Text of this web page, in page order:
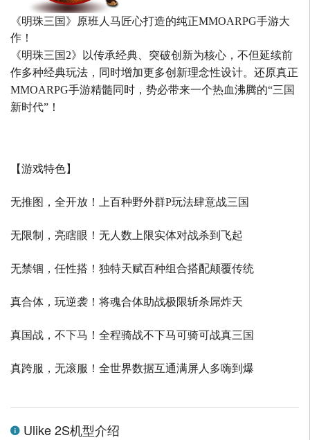
《明珠三国》原班人马匠心打造的纯正MMOARPG手游大
作！
《明珠三国2》以传承经典、突破创新为核心，不但延续前
作多种经典玩法，同时增加更多创新理念性设计。还原真正
MMOARPG手游精髓同时，势必带来一个热血沸腾的“三国
新时代”！
【游戏特色】
无推图，全开放！上百种野外群P玩法肆意战三国
无限制，亮瞎眼！无人数上限实体对战杀到飞起
无禁锢，任性搭！独特天赋百种组合搭配颠覆传统
真合体，玩逆袭！将魂合体助战极限斩杀屌炸天
真国战，不下马！全程骑战不下马可骑可战真三国
真跨服，无滚服！全世界数据互通满屏人多嗨到爆
Ulike 2S机型介绍